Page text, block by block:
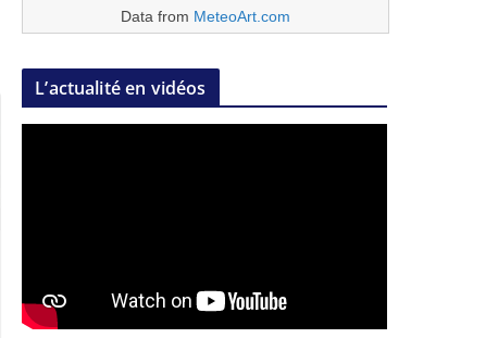
Data from MeteoArt.com
L’actualité en vidéos